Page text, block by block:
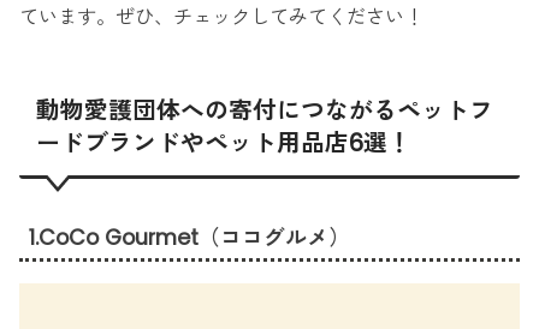
ています。ぜひ、チェックしてみてください！
動物愛護団体への寄付につながるペットフ
ードブランドやペット用品店6選！
1.CoCo Gourmet（ココグルメ）